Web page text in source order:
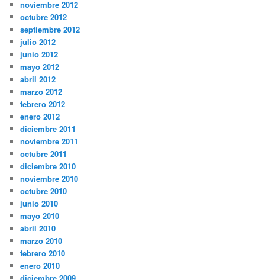
noviembre 2012
octubre 2012
septiembre 2012
julio 2012
junio 2012
mayo 2012
abril 2012
marzo 2012
febrero 2012
enero 2012
diciembre 2011
noviembre 2011
octubre 2011
diciembre 2010
noviembre 2010
octubre 2010
junio 2010
mayo 2010
abril 2010
marzo 2010
febrero 2010
enero 2010
diciembre 2009